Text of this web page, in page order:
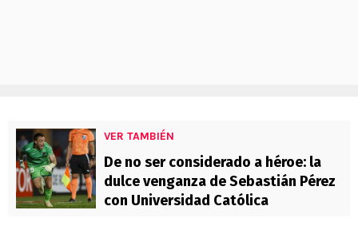
VER TAMBIÉN
De no ser considerado a héroe: la
dulce venganza de Sebastián Pérez
con Universidad Católica